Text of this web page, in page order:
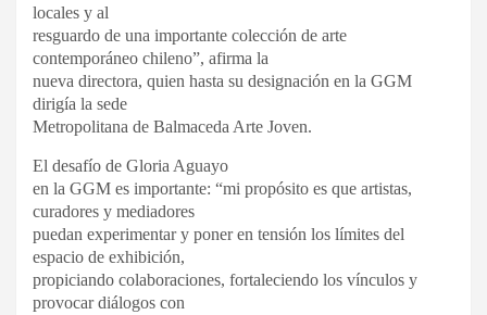
locales y al
resguardo de una importante colección de arte
contemporáneo chileno”, afirma la
nueva directora, quien hasta su designación en la GGM
dirigía la sede
Metropolitana de Balmaceda Arte Joven.
El desafío de Gloria Aguayo
en la GGM es importante: “mi propósito es que artistas,
curadores y mediadores
puedan experimentar y poner en tensión los límites del
espacio de exhibición,
propiciando colaboraciones, fortaleciendo los vínculos y
provocar diálogos con